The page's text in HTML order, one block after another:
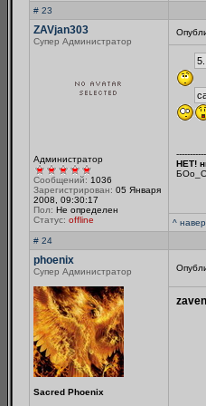
# 23
ZAVjan303
Супер Администратор
Администратор
Сообщений: 1036
Зарегистрирован: 05 Января
2008, 09:30:17
Пол: Не определен
Статус: offline
НЕТ!
^
# 24
phoenix
Супер Администратор
Sacred Phoenix